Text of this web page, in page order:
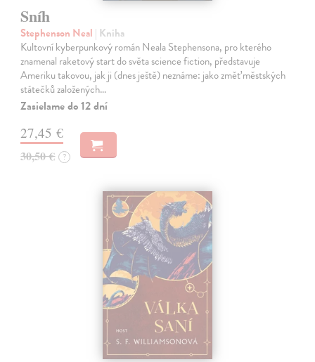
Sníh
Stephenson Neal | Kniha
Kultovní kyberpunkový román Neala Stephensona, pro kterého
znamenal raketový start do světa science fiction, představuje
Ameriku takovou, jak ji (dnes ještě) neznáme: jako změť městských
státečků založených…
Zasielame do 12 dní
27,45 €
30,50 € ?